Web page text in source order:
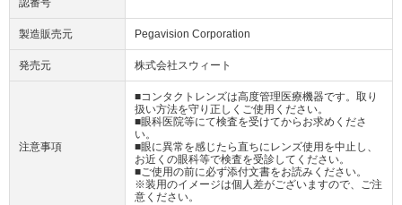
認番号
製造販売元 Pegavision Corporation
発売元 株式会社スウィート
注意事項
■コンタクトレンズは高度管理医療機器です。取り
扱い方法を守り正しくご使用ください。
■眼科医院等にて検査を受けてからお求めくださ
い。
■眼に異常を感じたら直ちにレンズ使用を中止し、
お近くの眼科等で検査を受診してください。
■ご使用の前に必ず添付文書をお読みください。
※装用のイメージは個人差がございますので、ご注
意ください。